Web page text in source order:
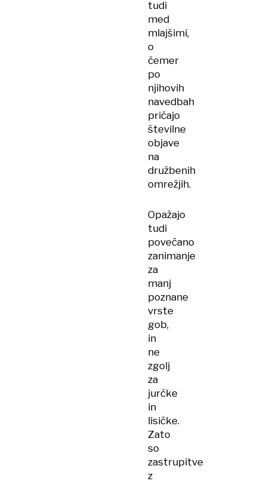
tudi
med
mlajšimi,
o
čemer
po
njihovih
navedbah
pričajo
številne
objave
na
družbenih
omrežjih.
Opažajo
tudi
povečano
zanimanje
za
manj
poznane
vrste
gob,
in
ne
zgolj
za
jurčke
in
lisičke.
Zato
so
zastrupitve
z